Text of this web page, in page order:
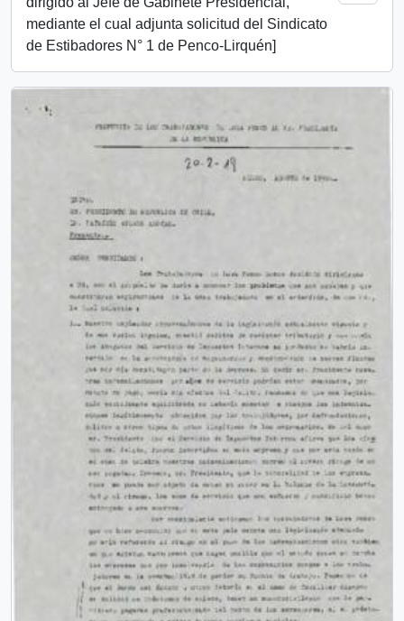
mediante el cual adjunta solicitud del Sindicato
de Estibadores N° 1 de Penco-Lirquén]